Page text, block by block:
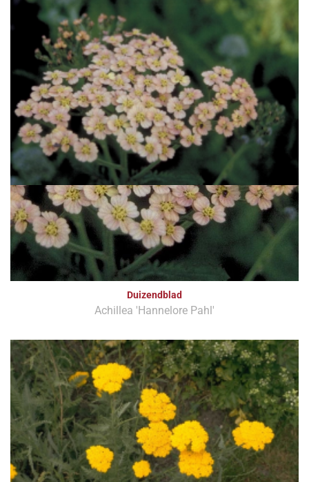
Duizendblad
Achillea 'Hannelore Pahl'